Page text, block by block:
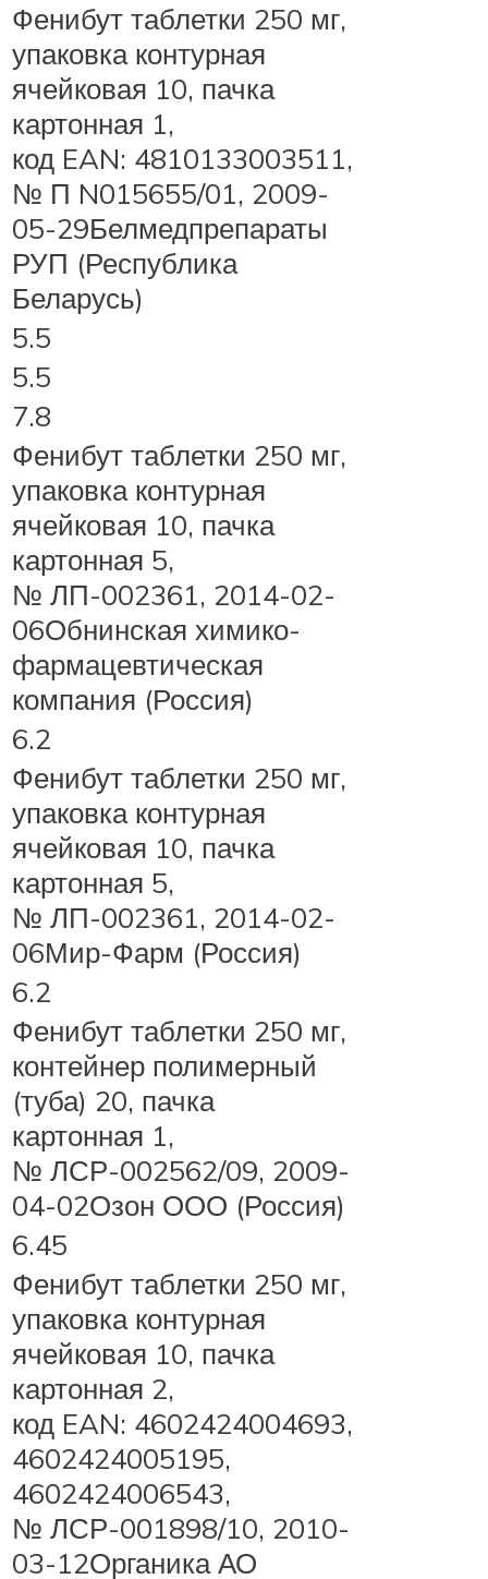
Фенибут таблетки 250 мг,
упаковка контурная
ячейковая 10, пачка
картонная 1,
код EAN: 4810133003511,
№ П N015655/01, 2009-
05-29Белмедпрепараты
РУП (Республика
Беларусь)
5.5
5.5
7.8
Фенибут таблетки 250 мг,
упаковка контурная
ячейковая 10, пачка
картонная 5,
№ ЛП-002361, 2014-02-
06Обнинская химико-
фармацевтическая
компания (Россия)
6.2
Фенибут таблетки 250 мг,
упаковка контурная
ячейковая 10, пачка
картонная 5,
№ ЛП-002361, 2014-02-
06Мир-Фарм (Россия)
6.2
Фенибут таблетки 250 мг,
контейнер полимерный
(туба) 20, пачка
картонная 1,
№ ЛСР-002562/09, 2009-
04-02Озон ООО (Россия)
6.45
Фенибут таблетки 250 мг,
упаковка контурная
ячейковая 10, пачка
картонная 2,
код EAN: 4602424004693,
4602424005195,
4602424006543,
№ ЛСР-001898/10, 2010-
03-12Органика АО